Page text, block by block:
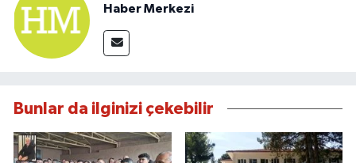
Haber Merkezi
Bunlar da ilginizi çekebilir